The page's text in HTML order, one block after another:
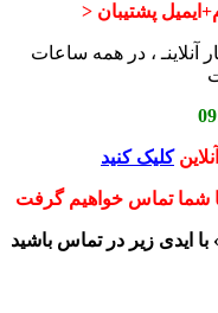
پشتیبان <
، در همه ساعات
کلیک کنید
شما تماس خواهیم گرفت
با ایدی زیر در تماس باشید